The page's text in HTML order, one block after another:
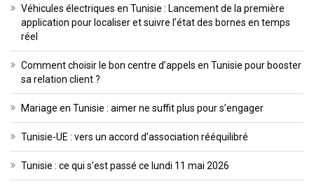
Véhicules électriques en Tunisie : Lancement de la première
application pour localiser et suivre l’état des bornes en temps
réel
Comment choisir le bon centre d’appels en Tunisie pour booster
sa relation client ?
Mariage en Tunisie : aimer ne suffit plus pour s’engager
Tunisie-UE : vers un accord d’association rééquilibré
Tunisie : ce qui s’est passé ce lundi 11 mai 2026